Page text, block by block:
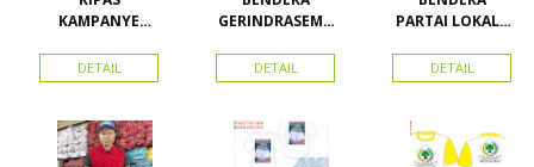
KAMPANYE
DETAIL
GERINDRASEMU
DETAIL
PARTAI LOKAL /
ACEH
DETAIL